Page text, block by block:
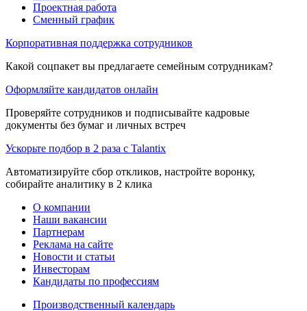
Проектная работа
Сменный график
Корпоративная поддержка сотрудников
Какой соцпакет вы предлагаете семейным сотрудникам?
Оформляйте кандидатов онлайн
Проверяйте сотрудников и подписывайте кадровые
документы без бумаг и личных встреч
Ускорьте подбор в 2 раза с Talantix
Автоматизируйте сбор откликов, настройте воронку,
собирайте аналитику в 2 клика
О компании
Наши вакансии
Партнерам
Реклама на сайте
Новости и статьи
Инвесторам
Кандидаты по профессиям
Производственный календарь